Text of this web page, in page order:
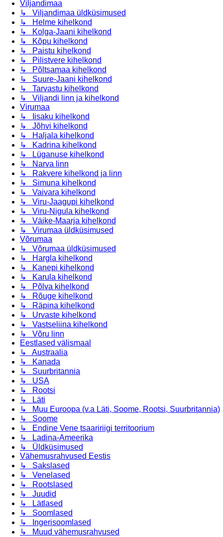
Viljandimaa
↳ Viljandimaa üldküsimused
↳ Helme kihelkond
↳ Kolga-Jaani kihelkond
↳ Kõpu kihelkond
↳ Paistu kihelkond
↳ Pilistvere kihelkond
↳ Põltsamaa kihelkond
↳ Suure-Jaani kihelkond
↳ Tarvastu kihelkond
↳ Viljandi linn ja kihelkond
Virumaa
↳ Iisaku kihelkond
↳ Jõhvi kihelkond
↳ Haljala kihelkond
↳ Kadrina kihelkond
↳ Lüganuse kihelkond
↳ Narva linn
↳ Rakvere kihelkond ja linn
↳ Simuna kihelkond
↳ Vaivara kihelkond
↳ Viru-Jaagupi kihelkond
↳ Viru-Nigula kihelkond
↳ Väike-Maarja kihelkond
↳ Virumaa üldküsimused
Võrumaa
↳ Võrumaa üldküsimused
↳ Hargla kihelkond
↳ Kanepi kihelkond
↳ Karula kihelkond
↳ Põlva kihelkond
↳ Rõuge kihelkond
↳ Räpina kihelkond
↳ Urvaste kihelkond
↳ Vastseliina kihelkond
↳ Võru linn
Eestlased välismaal
↳ Austraalia
↳ Kanada
↳ Suurbritannia
↳ USA
↳ Rootsi
↳ Läti
↳ Muu Euroopa (v.a Läti, Soome, Rootsi, Suurbritannia)
↳ Soome
↳ Endine Vene tsaaririigi territoorium
↳ Ladina-Ameerika
↳ Üldküsimused
Vähemusrahvused Eestis
↳ Sakslased
↳ Venelased
↳ Rootslased
↳ Juudid
↳ Lätlased
↳ Soomlased
↳ Ingerisoomlased
↳ Muud vähemusrahvused